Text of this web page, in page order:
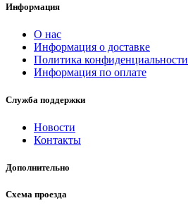
Информация
О нас
Информация о доставке
Политика конфиденциальности
Информация по оплате
Служба поддержки
Новости
Контакты
Дополнительно
Схема проезда